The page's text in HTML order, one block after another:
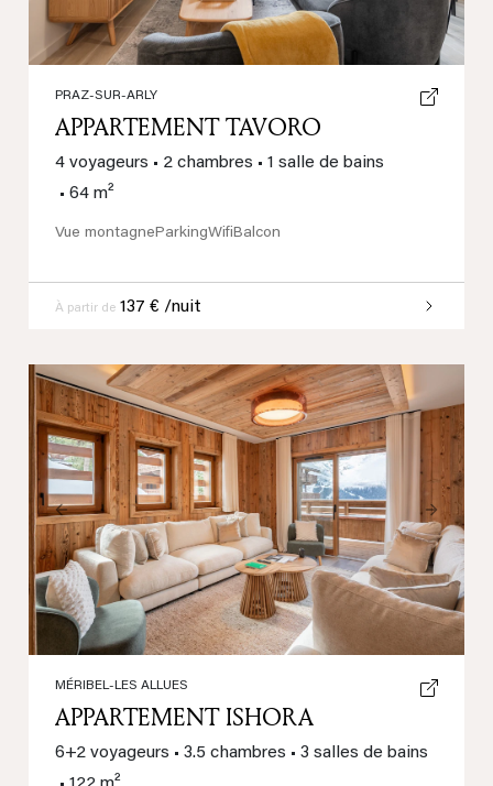
PRAZ-SUR-ARLY
APPARTEMENT TAVORO
4 voyageurs • 2 chambres • 1 salle de bains
• 64 m²
Vue montagne ParkingWifi Balcon
À partir de 137 € /nuit
Previous Next
MÉRIBEL-LES ALLUES
APPARTEMENT ISHORA
6+2 voyageurs • 3.5 chambres • 3 salles de bains